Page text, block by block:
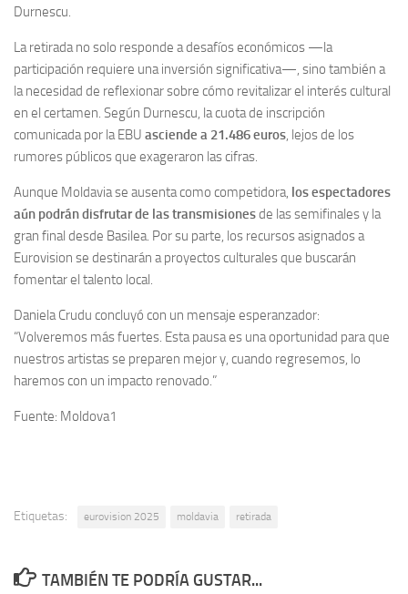
Durnescu.
La retirada no solo responde a desafíos económicos —la
participación requiere una inversión significativa—, sino también a
la necesidad de reflexionar sobre cómo revitalizar el interés cultural
en el certamen. Según Durnescu, la cuota de inscripción
comunicada por la EBU asciende a 21.486 euros, lejos de los
rumores públicos que exageraron las cifras.
Aunque Moldavia se ausenta como competidora, los espectadores
aún podrán disfrutar de las transmisionesde las semifinales y la
gran final desde Basilea. Por su parte, los recursos asignados a
Eurovision se destinarán a proyectos culturales que buscarán
fomentar el talento local.
Daniela Crudu concluyó con un mensaje esperanzador:
“Volveremos más fuertes. Esta pausa es una oportunidad para que
nuestros artistas se preparen mejor y, cuando regresemos, lo
haremos con un impacto renovado.”
Fuente: Moldova1
Etiquetas: eurovision 2025 moldavia retirada
TAMBIÉN TE PODRÍA GUSTAR...